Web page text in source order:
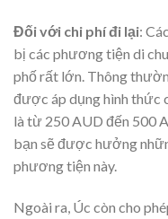
Đối với chi phí đi lại:
bị các phương tiện di
phố rất lớn. Thông
được áp dụng hình thức
là từ 250 AUD đến 500
bạn sẽ được hưởng
phương tiện này.
Ngoài ra, Úc còn cho